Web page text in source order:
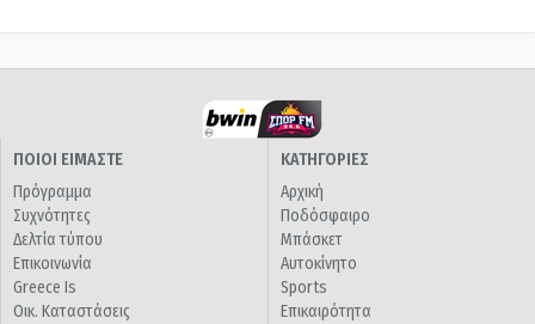
ΠΟΙΟΙ ΕΙΜΑΣΤΕ
Πρόγραμμα
Συχνότητες
Δελτία τύπου
Επικοινωνία
Greece Is
Οικ. Καταστάσεις
ΚΑΤΗΓΟΡΙΕΣ
Αρχική
Ποδόσφαιρο
Μπάσκετ
Αυτοκίνητο
Sports
Επικαιρότητα